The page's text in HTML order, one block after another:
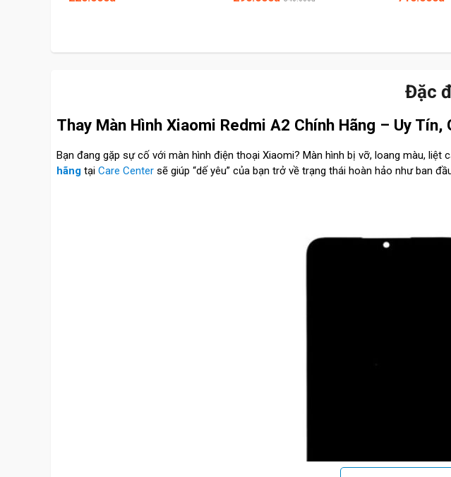
Đặc
Thay Màn Hình Xiaomi Redmi A2 Chính Hãng – Uy
Bạn đang gặp sự cố với màn hình điện thoại Xiaomi? Màn hình bị vỡ, loang màu,
hãng tại Care Center sẽ giúp “dế yêu” của bạn trở về trạng thái hoàn hảo như ban